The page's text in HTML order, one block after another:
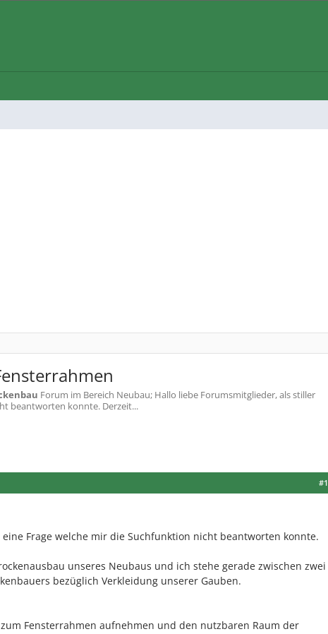
Forum im Bereich Neubau; Hallo liebe Forumsmitglieder, als stiller
beantworten konnte. Derzeit...
#1
Frage welche mir die Suchfunktion nicht beantworten konnte.
unseres Neubaus und ich stehe gerade zwischen zwei
bezüglich Verkleidung unserer Gauben.
Fensterrahmen aufnehmen und den nutzbaren Raum der